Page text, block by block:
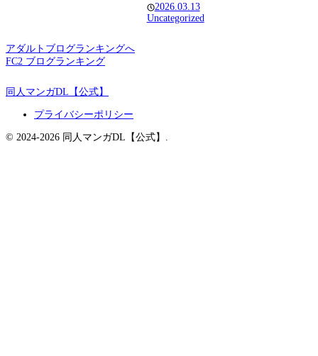
2026.03.13
Uncategorized
アダルトブログランキングへ
FC2 ブログランキング
同人マンガDL【公式】
プライバシーポリシー
© 2024-2026 同人マンガDL【公式】.